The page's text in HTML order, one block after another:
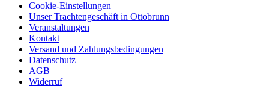
Cookie-Einstellungen
Unser Trachtengeschäft in Ottobrunn
Veranstaltungen
Kontakt
Versand und Zahlungsbedingungen
Datenschutz
AGB
Widerruf